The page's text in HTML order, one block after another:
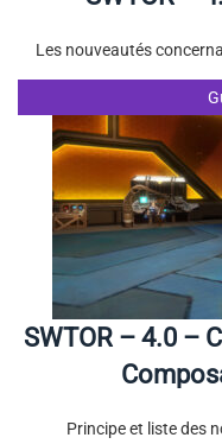
Les nouveautés
SWTOR – 4.0 –
Principe et liste des